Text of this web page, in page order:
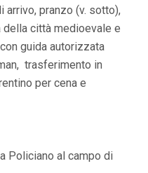
arrivo, pranzo (v. sotto),
città medioevale e
guida autorizzata
trasferimento in
per cena e
al campo di